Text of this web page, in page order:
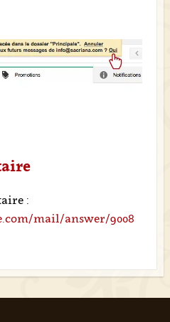
:
mail/answer/9008